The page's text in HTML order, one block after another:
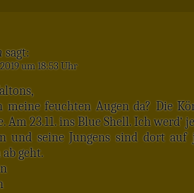
sagt:
um 18:53 Uhr
meine feuchten Augen da? Die
Am 23.11. ins Blue Shell. Ich werd‘
und seine Jungens sind dort
geht.